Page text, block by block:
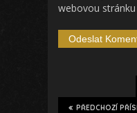
webovou
PŘEDCHOZÍ